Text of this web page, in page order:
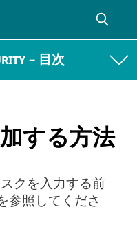
– 目次
する方法
クを入力する前
参照してくださ